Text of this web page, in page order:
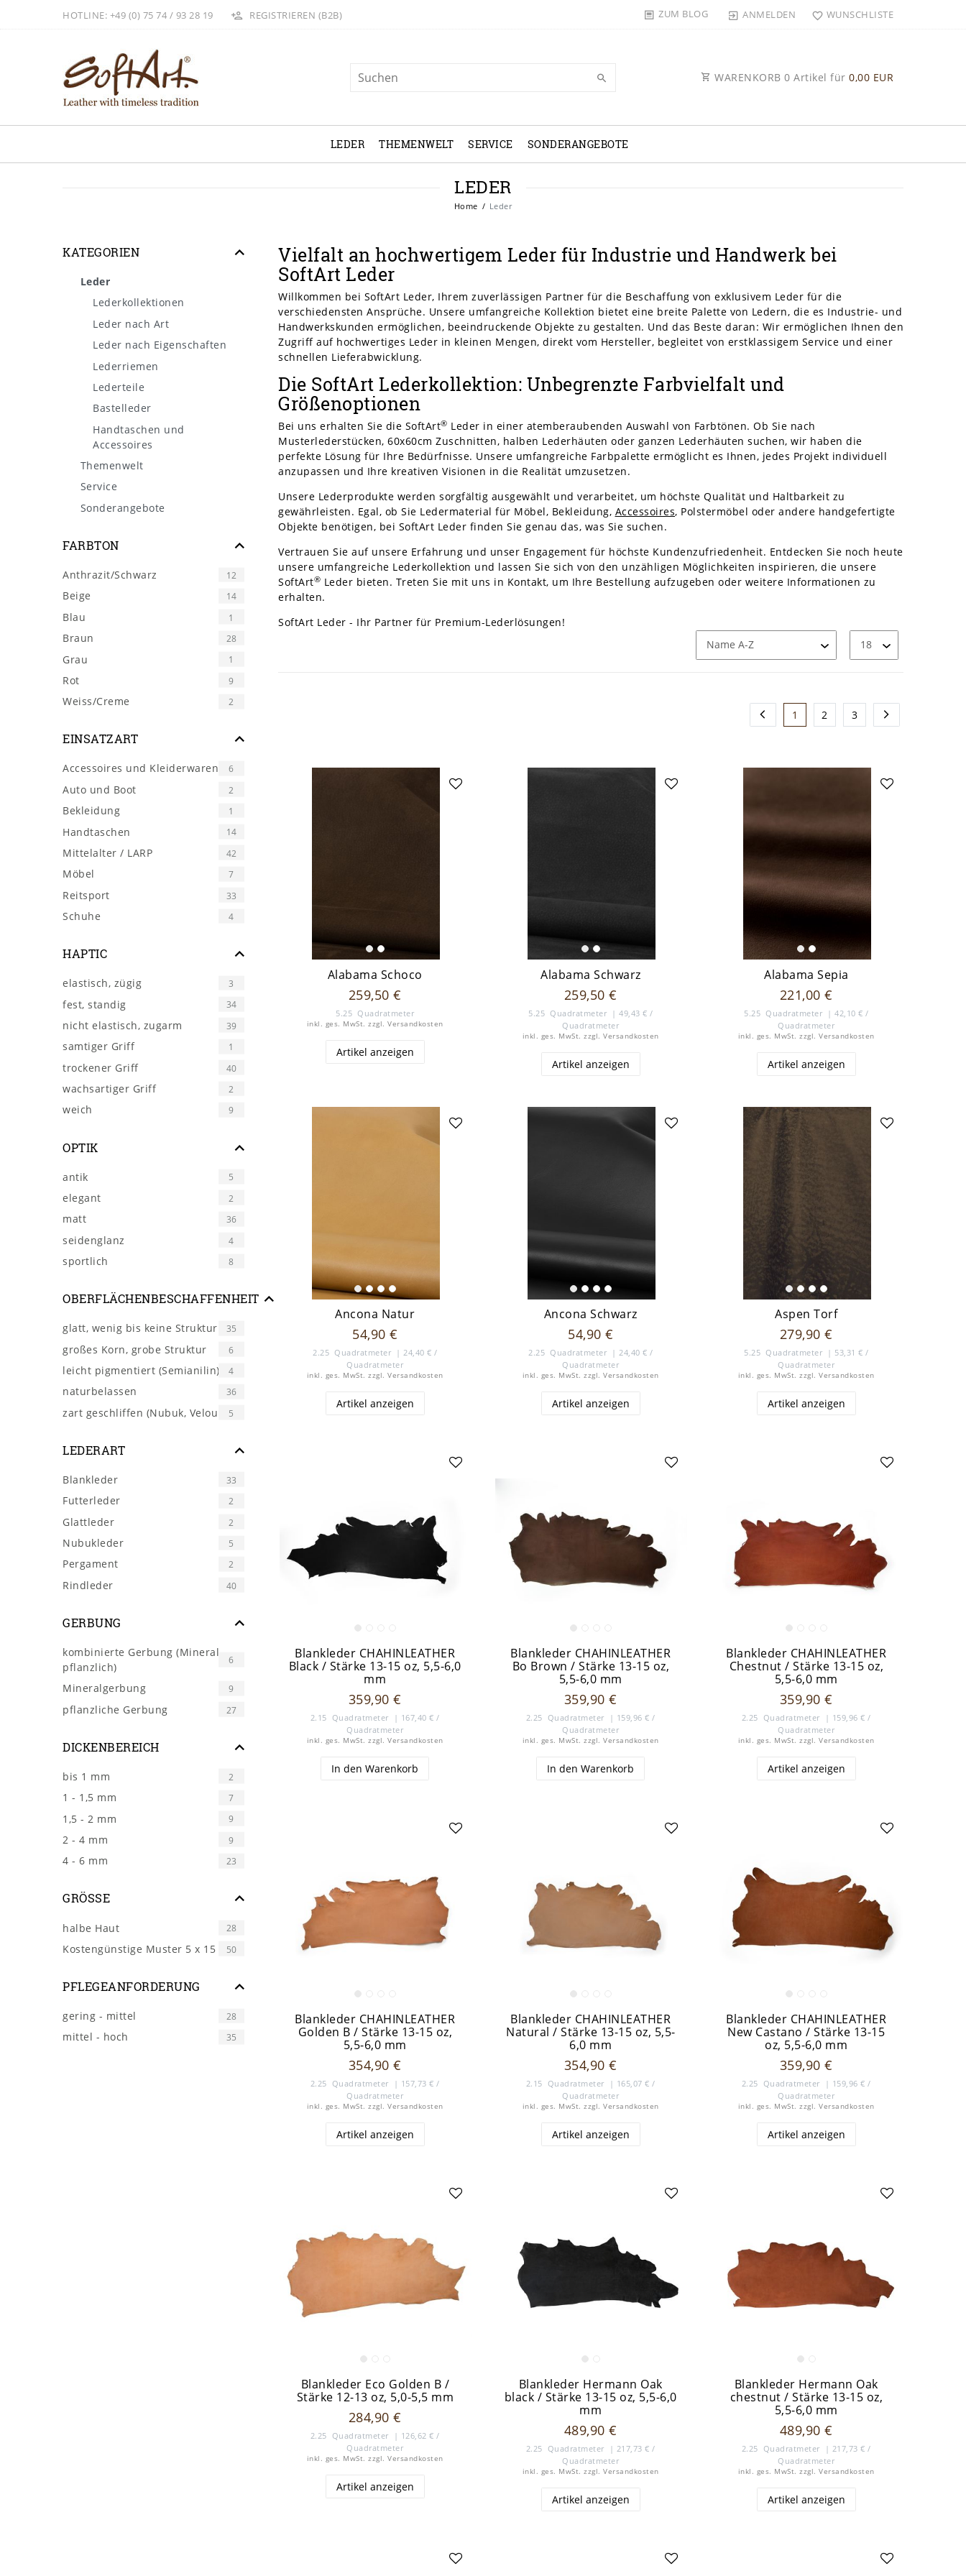
HOTLINE: +49 (0) 75 74 / 93 28 19 REGISTRIEREN (B2B) ZUM BLOG ANMELDEN WUNSCHLISTE
WARENKORB 0 Artikel für 0,00 EUR
LEDER THEMENWELT SERVICE SONDERANGEBOTE
LEDER
Home Leder
KATEGORIEN
Leder
Lederkollektionen
Leder nach Art
Leder nach Eigenschaften
Lederriemen
Lederteile
Bastelleder
Handtaschen und
Accessoires
Themenwelt
Service
Sonderangebote
FARBTON
Anthrazit/Schwarz 12
Beige 14
Blau 1
Braun 28
Grau 1
Rot 9
Weiss/Creme 2
EINSATZART
Accessoires und Kleiderwaren 6
Auto und Boot 2
Bekleidung 1
Handtaschen 14
Mittelalter / LARP 42
Möbel 7
Reitsport 33
Schuhe 4
HAPTIC
elastisch, zügig 3
fest, standig 34
nicht elastisch, zugarm 39
samtiger Griff 1
trockener Griff 40
wachsartiger Griff 2
weich 9
OPTIK
antik 5
elegant 2
matt 36
seidenglanz 4
sportlich 8
OBERFLÄCHENBESCHAFFENHEIT
glatt, wenig bis keine Struktur 35
großes Korn, grobe Struktur 6
leicht pigmentiert (Semianilin) 4
naturbelassen 36
zart geschliffen (Nubuk, Velour) 5
LEDERART
Blankleder 33
Futterleder 2
Glattleder 2
Nubukleder 5
Pergament 2
Rindleder 40
GERBUNG
kombinierte Gerbung (Mineral-
pflanzlich)
6
Mineralgerbung 9
pflanzliche Gerbung 27
DICKENBEREICH
bis 1 mm 2
1 - 1,5 mm 7
1,5 - 2 mm 9
2 - 4 mm 9
4 - 6 mm 23
GRÖSSE
halbe Haut 28
Kostengünstige Muster 5 x 15 cm
50
PFLEGEANFORDERUNG
gering - mittel 28
mittel - hoch 35
Vielfalt an hochwertigem Leder für Industrie und Handwerk bei
SoftArt Leder
Willkommen bei SoftArt Leder, Ihrem zuverlässigen Partner für die Beschaffung von exklusivem Leder für die
verschiedensten Ansprüche. Unsere umfangreiche Kollektion bietet eine breite Palette von Ledern, die es Industrie- und
Handwerkskunden ermöglichen, beeindruckende Objekte zu gestalten. Und das Beste daran: Wir ermöglichen Ihnen den
Zugriff auf hochwertiges Leder in kleinen Mengen, direkt vom Hersteller, begleitet von erstklassigem Service und einer
schnellen Lieferabwicklung.
Die SoftArt Lederkollektion: Unbegrenzte Farbvielfalt und
Größenoptionen
Bei uns erhalten Sie die SoftArt® Leder in einer atemberaubenden Auswahl von Farbtönen. Ob Sie nach
Musterlederstücken, 60x60cm Zuschnitten, halben Lederhäuten oder ganzen Lederhäuten suchen, wir haben die
perfekte Lösung für Ihre Bedürfnisse. Unsere umfangreiche Farbpalette ermöglicht es Ihnen, jedes Projekt individuell
anzupassen und Ihre kreativen Visionen in die Realität umzusetzen.
Unsere Lederprodukte werden sorgfältig ausgewählt und verarbeitet, um höchste Qualität und Haltbarkeit zu
gewährleisten. Egal, ob Sie Ledermaterial für Möbel, Bekleidung, Accessoires, Polstermöbel oder andere handgefertigte
Objekte benötigen, bei SoftArt Leder finden Sie genau das, was Sie suchen.
Vertrauen Sie auf unsere Erfahrung und unser Engagement für höchste Kundenzufriedenheit. Entdecken Sie noch heute
unsere umfangreiche Lederkollektion und lassen Sie sich von den unzähligen Möglichkeiten inspirieren, die unsere
SoftArt® Leder bieten. Treten Sie mit uns in Kontakt, um Ihre Bestellung aufzugeben oder weitere Informationen zu
erhalten.
SoftArt Leder - Ihr Partner für Premium-Lederlösungen!
1 2 3
Alabama Schoco
259,50 €
5.25 Quadratmeter
inkl. ges. MwSt. zzgl.Versandkosten
Artikel anzeigen
Alabama Schwarz
259,50 €
5.25 Quadratmeter | 49,43 € /
Quadratmeter
inkl. ges. MwSt. zzgl.Versandkosten
Artikel anzeigen
Alabama Sepia
221,00 €
5.25 Quadratmeter | 42,10 € /
Quadratmeter
inkl. ges. MwSt. zzgl.Versandkosten
Artikel anzeigen
Ancona Natur
54,90 €
2.25 Quadratmeter | 24,40 € /
Quadratmeter
inkl. ges. MwSt. zzgl.Versandkosten
Artikel anzeigen
Ancona Schwarz
54,90 €
2.25 Quadratmeter | 24,40 € /
Quadratmeter
inkl. ges. MwSt. zzgl.Versandkosten
Artikel anzeigen
Aspen Torf
279,90 €
5.25 Quadratmeter | 53,31 € /
Quadratmeter
inkl. ges. MwSt. zzgl.Versandkosten
Artikel anzeigen
Blankleder CHAHINLEATHER
Black / Stärke 13-15 oz, 5,5-6,0
mm
359,90 €
2.15 Quadratmeter
| 167,40 € /
Quadratmeter
inkl. ges. MwSt. zzgl.Versandkosten
In den Warenkorb
Blankleder CHAHINLEATHER
Bo Brown / Stärke 13-15 oz,
5,5-6,0 mm
359,90 €
2.25 Quadratmeter
| 159,96 € /
Quadratmeter
inkl. ges. MwSt. zzgl.Versandkosten
In den Warenkorb
Blankleder CHAHINLEATHER
Chestnut / Stärke 13-15 oz,
5,5-6,0 mm
359,90 €
2.25 Quadratmeter
| 159,96 € /
Quadratmeter
inkl. ges. MwSt. zzgl.Versandkosten
Artikel anzeigen
Blankleder CHAHINLEATHER
Golden B / Stärke 13-15 oz,
5,5-6,0 mm
354,90 €
2.25 Quadratmeter
| 157,73 € /
Quadratmeter
inkl. ges. MwSt. zzgl.Versandkosten
Artikel anzeigen
Blankleder CHAHINLEATHER
Natural / Stärke 13-15 oz, 5,5-
6,0 mm
354,90 €
2.15 Quadratmeter
| 165,07 € /
Quadratmeter
inkl. ges. MwSt. zzgl.Versandkosten
Artikel anzeigen
Blankleder CHAHINLEATHER
New Castano / Stärke 13-15
oz, 5,5-6,0 mm
359,90 €
2.25 Quadratmeter
| 159,96 € /
Quadratmeter
inkl. ges. MwSt. zzgl.Versandkosten
Artikel anzeigen
Blankleder Eco Golden B /
Stärke 12-13 oz, 5,0-5,5 mm
284,90 €
2.25 Quadratmeter
| 126,62 € /
Quadratmeter
inkl. ges. MwSt. zzgl.Versandkosten
Artikel anzeigen
Blankleder Hermann Oak
black / Stärke 13-15 oz, 5,5-6,0
mm
489,90 €
2.25 Quadratmeter
| 217,73 € /
Quadratmeter
inkl. ges. MwSt. zzgl.Versandkosten
Artikel anzeigen
Blankleder Hermann Oak
chestnut / Stärke 13-15 oz,
5,5-6,0 mm
489,90 €
2.25 Quadratmeter
| 217,73 € /
Quadratmeter
inkl. ges. MwSt. zzgl.Versandkosten
Artikel anzeigen